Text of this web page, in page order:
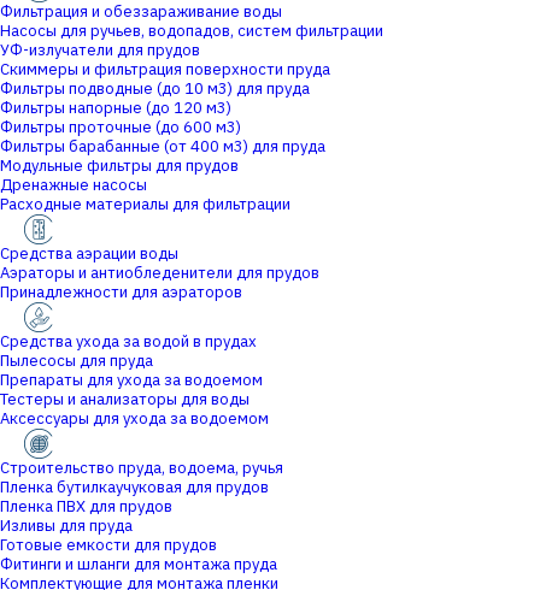
Фильтрация и обеззараживание воды
Насосы для ручьев, водопадов, систем фильтрации
УФ-излучатели для прудов
Скиммеры и фильтрация поверхности пруда
Фильтры подводные (до 10 м3) для пруда
Фильтры напорные (до 120 м3)
Фильтры проточные (до 600 м3)
Фильтры барабанные (от 400 м3) для пруда
Модульные фильтры для прудов
Дренажные насосы
Расходные материалы для фильтрации
Средства аэрации воды
Аэраторы и антиобледенители для прудов
Принадлежности для аэраторов
Средства ухода за водой в прудах
Пылесосы для пруда
Препараты для ухода за водоемом
Тестеры и анализаторы для воды
Аксессуары для ухода за водоемом
Строительство пруда, водоема, ручья
Пленка бутилкаучуковая для прудов
Пленка ПВХ для прудов
Изливы для пруда
Готовые емкости для прудов
Фитинги и шланги для монтажа пруда
Комплектующие для монтажа пленки